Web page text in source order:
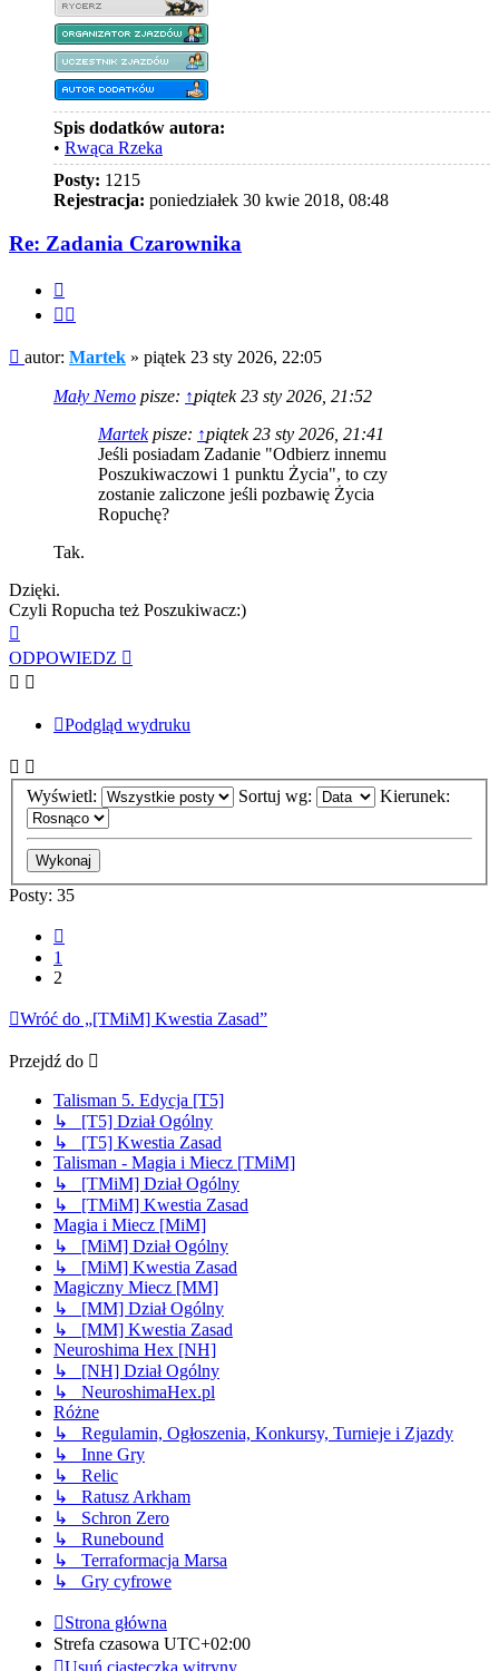
Spis dodatków autora:
• Rwąca Rzeka
Posty: 1215
Rejestracja: poniedziałek 30 kwie 2018, 08:48
Re: Zadania Czarownika
Post
autor: Martek » piątek 23 sty 2026, 22:05
Mały Nemo pisze: ↑piątek 23 sty 2026, 21:52
Martekpisze: ↑piątek 23 sty 2026, 21:41
Jeśli posiadam Zadanie "Odbierz innemu
Poszukiwaczowi 1 punktu Życia", to czy
zostanie zaliczone jeśli pozbawię Życia
Ropuchę?
Tak.
Dzięki.
Czyli Ropucha też Poszukiwacz:)
górę
ODPOWIEDZ
Podgląd wydruku
Wyświetl: Sortuj wg: Kierunek:
Posty: 35
1
2
Wróć do „[TMiM] Kwestia Zasad”
Przejdź do
Talisman 5. Edycja [T5]
↳ [T5] Dział Ogólny
↳ [T5] Kwestia Zasad
Talisman - Magia i Miecz [TMiM]
↳ [TMiM] Dział Ogólny
↳ [TMiM] Kwestia Zasad
Magia i Miecz [MiM]
↳ [MiM] Dział Ogólny
↳ [MiM] Kwestia Zasad
Magiczny Miecz [MM]
↳ [MM] Dział Ogólny
↳ [MM] Kwestia Zasad
Neuroshima Hex [NH]
↳ [NH] Dział Ogólny
↳ NeuroshimaHex.pl
Różne
↳ Regulamin, Ogłoszenia, Konkursy, Turnieje i Zjazdy
↳ Inne Gry
↳ Relic
↳ Ratusz Arkham
↳ Schron Zero
↳ Runebound
↳ Terraformacja Marsa
↳ Gry cyfrowe
Strona główna
Strefa czasowa UTC+02:00